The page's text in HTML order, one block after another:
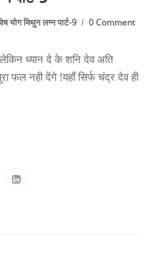
योग मिथुन लग्न पार्ट-9 0 Comment
ध्यान दे के शनि देव अति
फल नही देंगे !यहाँ सिर्फ चंद्र देव ही